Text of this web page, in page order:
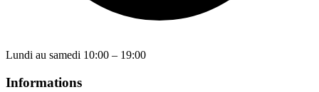
Lundi au samedi 10:00 – 19:00
Informations